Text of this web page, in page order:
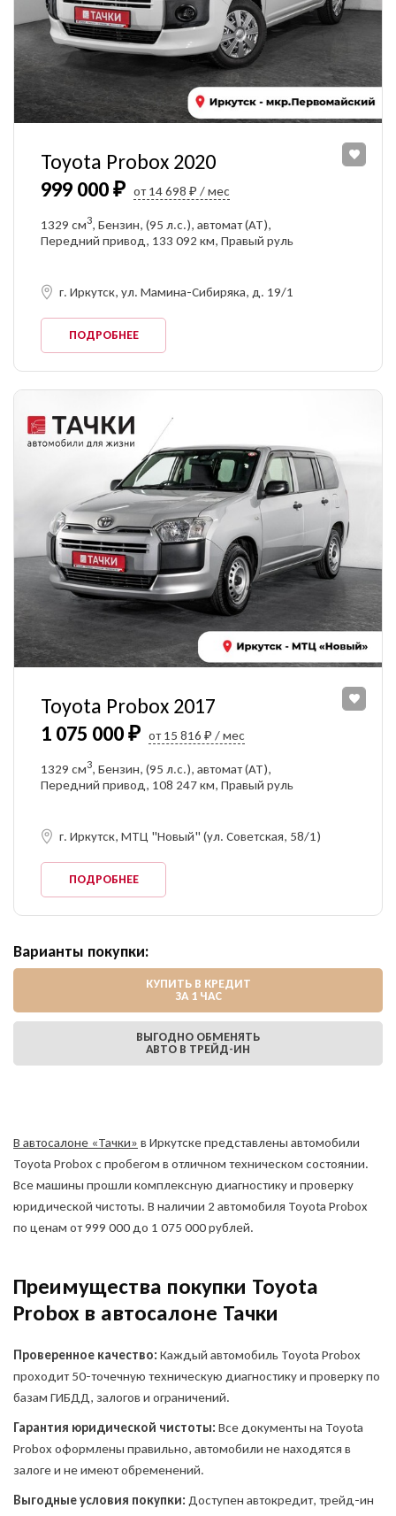
999 000 ₽ от 14 698 ₽ / мес
Toyota Probox 2020
1329 см3, Бензин, (95 л.с.), автомат (AT),
Передний привод, 133 092 км, Правый руль
г. Иркутск, ул. Мамина-Сибиряка, д. 19/1
ПОДРОБНЕЕ
1 075 000 ₽ от 15 816 ₽ / мес
Toyota Probox 2017
1329 см3, Бензин, (95 л.с.), автомат (AT),
Передний привод, 108 247 км, Правый руль
г. Иркутск, МТЦ "Новый" (ул. Советская, 58/1)
ПОДРОБНЕЕ
Варианты покупки:
КУПИТЬ В КРЕДИТ
ЗА 1 ЧАС
ВЫГОДНО ОБМЕНЯТЬ
АВТО В ТРЕЙД-ИН
В автосалоне «Тачки» в Иркутске представлены автомобили
Toyota Probox с пробегом в отличном техническом состоянии.
Все машины прошли комплексную диагностику и проверку
юридической чистоты. В наличии 2 автомобиля Toyota Probox
по ценам от 999 000 до 1 075 000 рублей.
Преимущества покупки Toyota
Probox в автосалоне Тачки
Проверенное качество: Каждый автомобиль Toyota Probox
проходит 50-точечную техническую диагностику и проверку по
базам ГИБДД, залогов и ограничений.
Гарантия юридической чистоты: Все документы на Toyota
Probox оформлены правильно, автомобили не находятся в
залоге и не имеют обременений.
Выгодные условия покупки: Доступен автокредит, трейд-ин
Укажите свои контакты,
Куда отправить отчет?
Укажите свои контакты,
Оставить заявку
на продажу автомобиля
ОФОРМИТЬ ОНЛАЙН
Оформите анкету онлайн и
получите решение без
посещения офиса!